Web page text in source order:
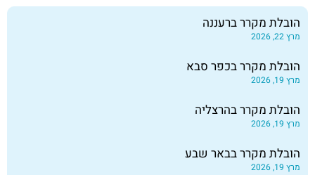
הובלת מקרר ברעננה
מרץ 22, 2026
הובלת מקרר בכפר סבא
מרץ 19, 2026
הובלת מקרר בהרצליה
מרץ 19, 2026
הובלת מקרר בבאר שבע
מרץ 19, 2026